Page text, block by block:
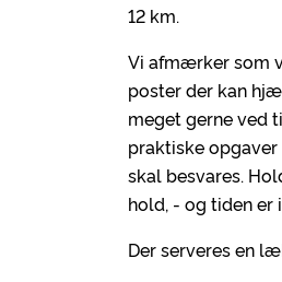
12 km.
Vi afmærker som
poster der kan
meget gerne ved
praktiske
skal besvares.
hold, - og tiden er
Der serveres en